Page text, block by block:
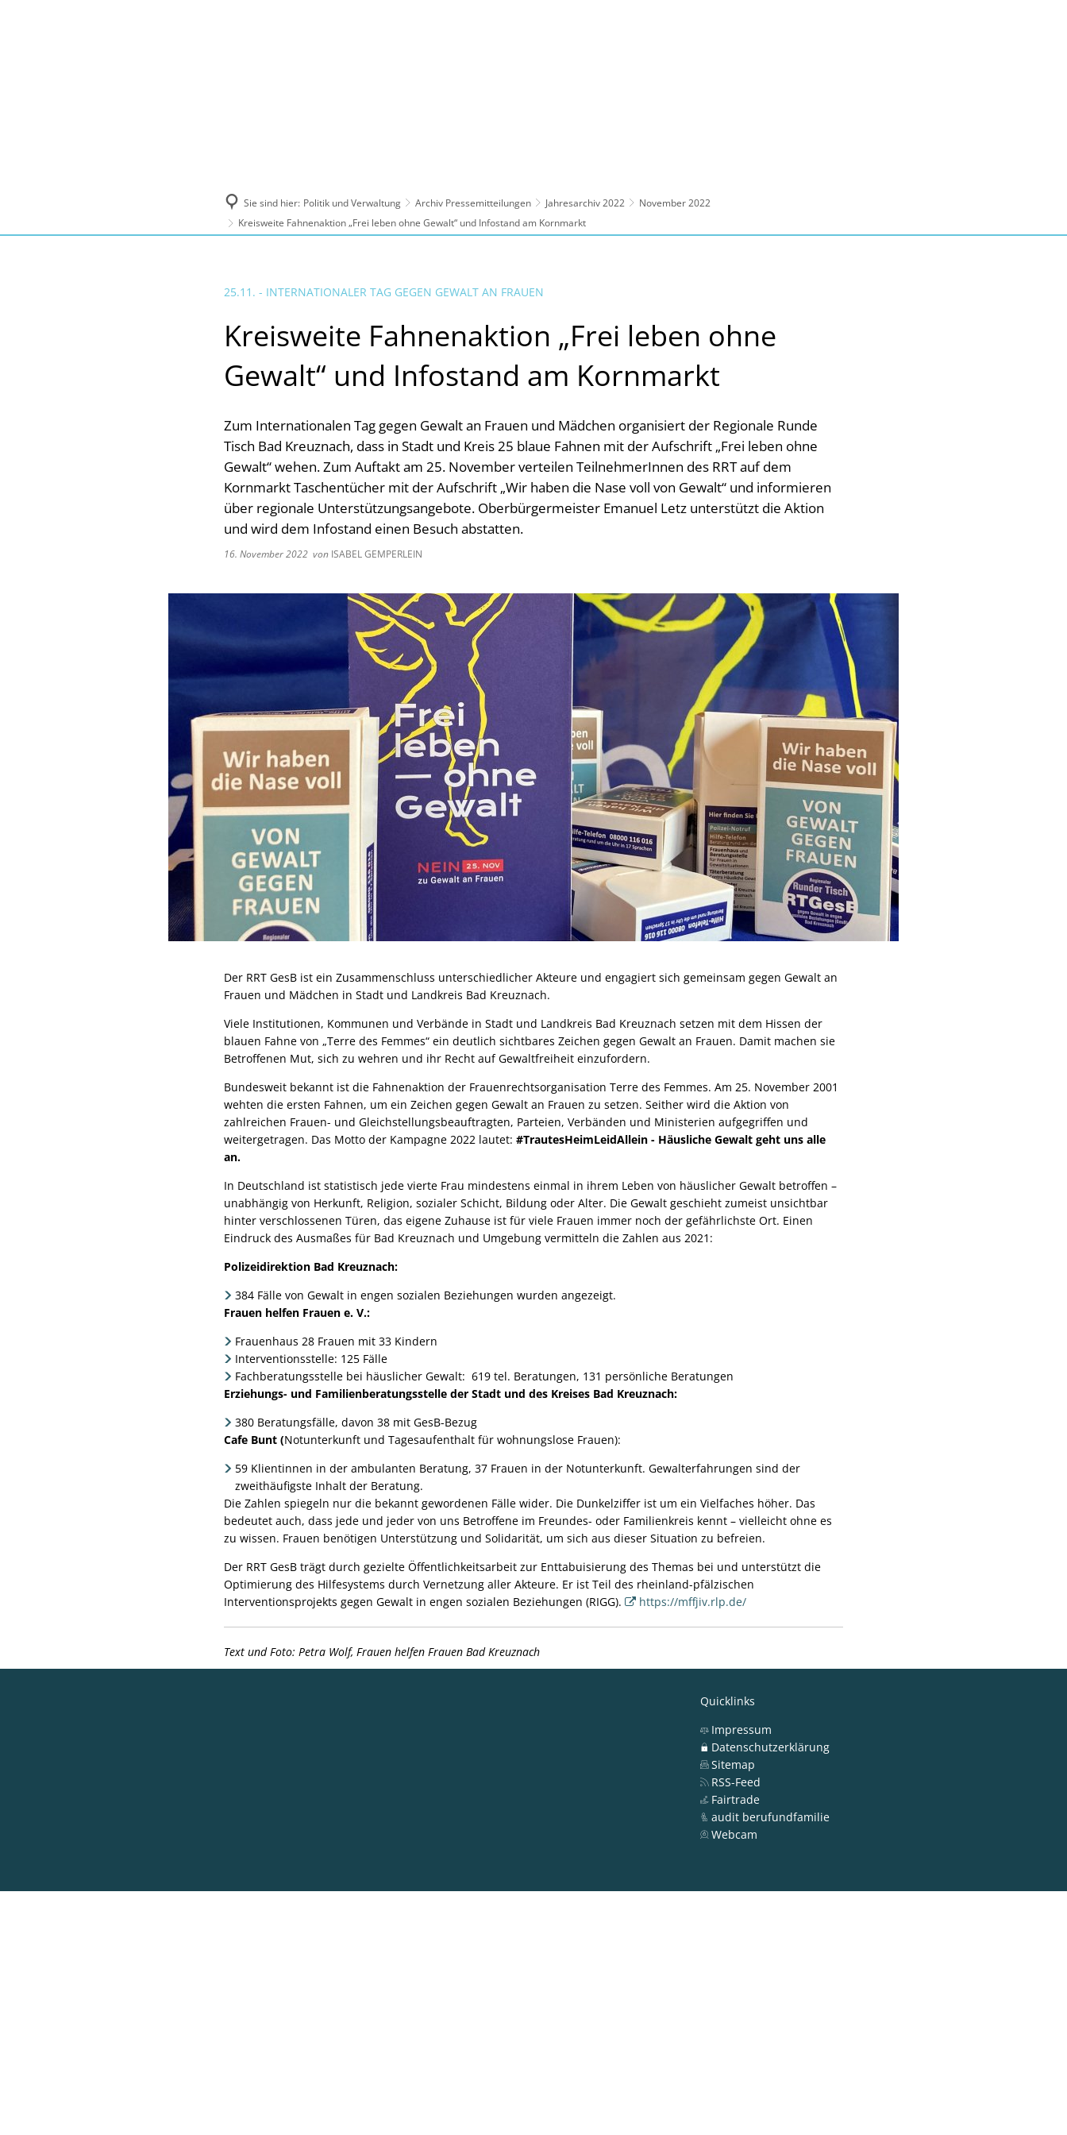
Sie sind hier: Politik und Verwaltung Archiv Pressemitteilungen Jahresarchiv 2022
November 2022
Kreisweite Fahnenaktion „Frei leben ohne Gewalt“ und Infostand am Kornmarkt
25.11. - INTERNATIONALER TAG GEGEN GEWALT AN FRAUEN
Kreisweite Fahnenaktion „Frei leben ohne
Gewalt“ und Infostand am Kornmarkt
Zum Internationalen Tag gegen Gewalt an Frauen und Mädchen organisiert der Regionale Runde
Tisch Bad Kreuznach, dass in Stadt und Kreis 25 blaue Fahnen mit der Aufschrift „Frei leben ohne
Gewalt“ wehen. Zum Auftakt am 25. November verteilen TeilnehmerInnen des RRT auf dem
Kornmarkt Taschentücher mit der Aufschrift „Wir haben die Nase voll von Gewalt“ und informieren
über regionale Unterstützungsangebote. Oberbürgermeister Emanuel Letz unterstützt die Aktion
und wird dem Infostand einen Besuch abstatten.
16. November 2022 von ISABEL GEMPERLEIN
Der RRT GesB ist ein Zusammenschluss unterschiedlicher Akteure und engagiert sich gemeinsam gegen Gewalt an
Frauen und Mädchen in Stadt und Landkreis Bad Kreuznach.
Viele Institutionen, Kommunen und Verbände in Stadt und Landkreis Bad Kreuznach setzen mit dem Hissen der
blauen Fahne von „Terre des Femmes“ ein deutlich sichtbares Zeichen gegen Gewalt an Frauen. Damit machen sie
Betroffenen Mut, sich zu wehren und ihr Recht auf Gewaltfreiheit einzufordern.
Bundesweit bekannt ist die Fahnenaktion der Frauenrechtsorganisation Terre des Femmes. Am 25. November 2001
wehten die ersten Fahnen, um ein Zeichen gegen Gewalt an Frauen zu setzen. Seither wird die Aktion von
zahlreichen Frauen- und Gleichstellungsbeauftragten, Parteien, Verbänden und Ministerien aufgegriffen und
weitergetragen. Das Motto der Kampagne 2022 lautet: #TrautesHeimLeidAllein - Häusliche Gewalt geht uns alle
an.
In Deutschland ist statistisch jede vierte Frau mindestens einmal in ihrem Leben von häuslicher Gewalt betroffen –
unabhängig von Herkunft, Religion, sozialer Schicht, Bildung oder Alter. Die Gewalt geschieht zumeist unsichtbar
hinter verschlossenen Türen, das eigene Zuhause ist für viele Frauen immer noch der gefährlichste Ort. Einen
Eindruck des Ausmaßes für Bad Kreuznach und Umgebung vermitteln die Zahlen aus 2021:
Polizeidirektion Bad Kreuznach:
384 Fälle von Gewalt in engen sozialen Beziehungen wurden angezeigt.
Frauen helfen Frauen e. V.:
Frauenhaus 28 Frauen mit 33 Kindern
Interventionsstelle: 125 Fälle
Fachberatungsstelle bei häuslicher Gewalt: 619 tel. Beratungen, 131 persönliche Beratungen
Erziehungs- und Familienberatungsstelle der Stadt und des Kreises Bad Kreuznach:
380 Beratungsfälle, davon 38 mit GesB-Bezug
Cafe Bunt (Notunterkunft und Tagesaufenthalt für wohnungslose Frauen):
59 Klientinnen in der ambulanten Beratung, 37 Frauen in der Notunterkunft. Gewalterfahrungen sind der
zweithäufigste Inhalt der Beratung.
Die Zahlen spiegeln nur die bekannt gewordenen Fälle wider. Die Dunkelziffer ist um ein Vielfaches höher. Das
bedeutet auch, dass jede und jeder von uns Betroffene im Freundes- oder Familienkreis kennt – vielleicht ohne es
zu wissen. Frauen benötigen Unterstützung und Solidarität, um sich aus dieser Situation zu befreien.
Der RRT GesB trägt durch gezielte Öffentlichkeitsarbeit zur Enttabuisierung des Themas bei und unterstützt die
Optimierung des Hilfesystems durch Vernetzung aller Akteure. Er ist Teil des rheinland-pfälzischen
Interventionsprojekts gegen Gewalt in engen sozialen Beziehungen (RIGG).
https://mffjiv.rlp.de/
Text und Foto: Petra Wolf, Frauen helfen Frauen Bad Kreuznach
Quicklinks
Impressum
Datenschutzerklärung
Sitemap
RSS-Feed
Fairtrade
audit berufundfamilie
Webcam